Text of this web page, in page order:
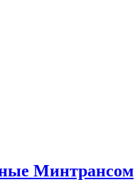
Минтрансом